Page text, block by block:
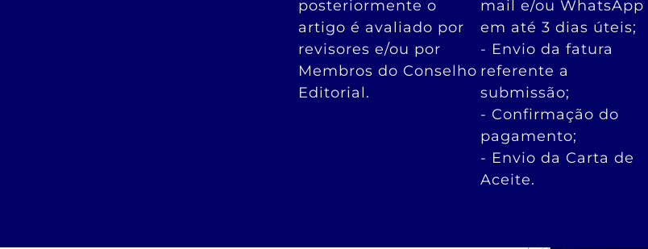
posteriormente o
artigo é avaliado por
revisores e/ou por
Membros do Conselho
Editorial.
mail e/ou WhatsApp
em até 3 dias úteis;
- Envio da fatura
referente a
submissão;
- Confirmação do
pagamento;
- Envio da Carta de
Aceite.